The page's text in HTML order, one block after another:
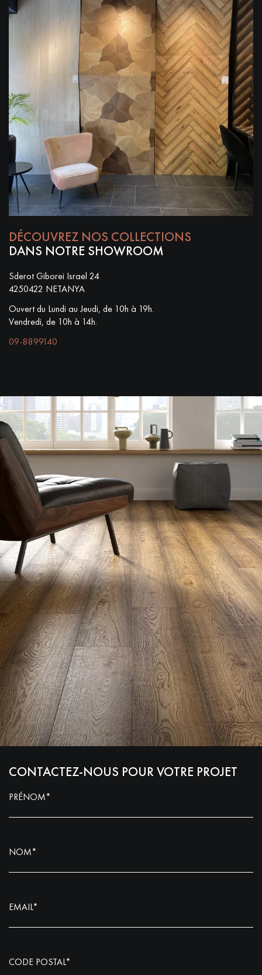
DÉCOUVREZ NOS COLLECTIONS
DANS NOTRE SHOWROOM
Sderot Giborei Israel 24
4250422 NETANYA
Ouvert du Lundi au Jeudi, de 10h à 19h.
Vendredi, de 10h à 14h.
09-8899140
CONTACTEZ-NOUS POUR VOTRE PROJET
PRÉNOM*
NOM*
EMAIL*
CODE POSTAL*